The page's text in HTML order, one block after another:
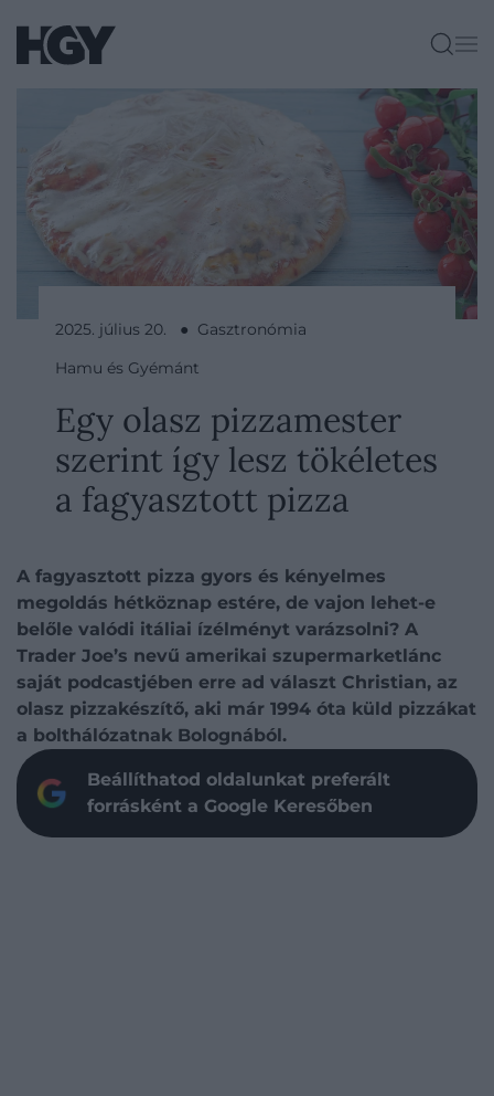
2025. július 20. ● Gasztronómia
Hamu és Gyémánt
Egy olasz pizzamester
szerint így lesz tökéletes
a fagyasztott pizza
A fagyasztott pizza gyors és kényelmes
megoldás hétköznap estére, de vajon lehet-e
belőle valódi itáliai ízélményt varázsolni? A
Trader Joe’s nevű amerikai szupermarketlánc
saját podcastjében erre ad választ Christian, az
olasz pizzakészítő, aki már 1994 óta küld pizzákat
a bolthálózatnak Bolognából.
Beállíthatod oldalunkat preferált
forrásként a Google Keresőben